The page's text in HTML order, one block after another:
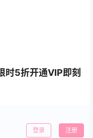
时5折开通VIP即刻
登录 注册